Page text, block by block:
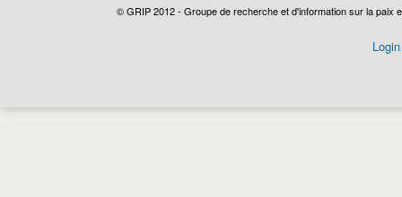
© GRIP 2012 - Groupe de recherche et d'information sur la paix
Login